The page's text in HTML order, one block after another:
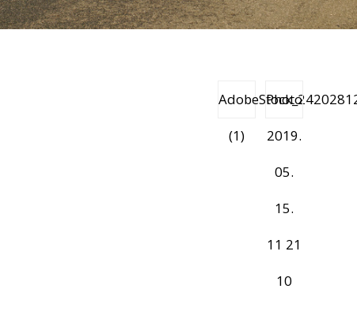
(1)
Photo
2019.
05.
15.
11 21
10